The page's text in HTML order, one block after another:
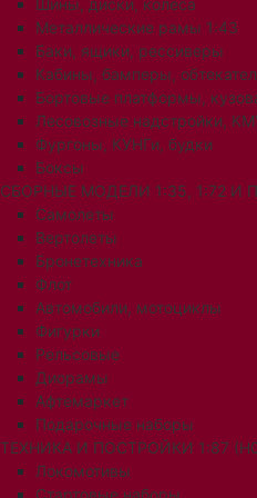
Шины, диски, колеса
Металлические рамы 1:43
Баки, ящики, рессиверы
Кабины, бамперы,
Бортовые платформы,
Лесовозные надстройки,
Фургоны, КУНГи, будки
Боксы
СБОРНЫЕ МОДЕЛИ 1:35, 1:72 И
Самолеты
Вертолеты
Бронетехника
Флот
Автомобили, мотоциклы
Фигурки
Рельсовые
Диорамы
Афтемаркет
Подарочные наборы
ТЕХНИКА И ПОСТРОЙКИ 1:87
Локомотивы
Стартовые наборы